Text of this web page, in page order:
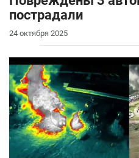
пострадали
24 октября 2025